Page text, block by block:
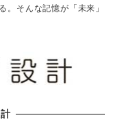
。そんな記憶が「未来」